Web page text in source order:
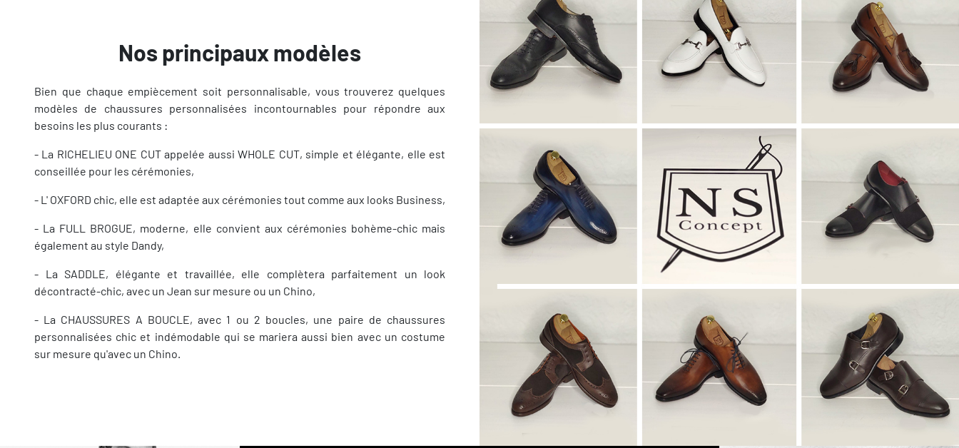
Nos principaux modèles
Bien que chaque empiècement soit personnalisable, vous trouverez quelques
modèles de chaussures personnalisées incontournables pour répondre aux
besoins les plus courants :
- La RICHELIEU ONE CUT appelée aussi WHOLE CUT, simple et élégante, elle est
conseillée pour les cérémonies,
- L' OXFORD chic, elle est adaptée aux cérémonies tout comme aux looks Business,
- La FULL BROGUE, moderne, elle convient aux cérémonies bohème-chic mais
également au style Dandy,
- La SADDLE, élégante et travaillée, elle complètera parfaitement un look
décontracté-chic, avec un Jean sur mesure ou un Chino,
- La CHAUSSURES A BOUCLE, avec 1 ou 2 boucles, une paire de chaussures
personnalisées chic et indémodable qui se mariera aussi bien avec un costume
sur mesure qu'avec un Chino.